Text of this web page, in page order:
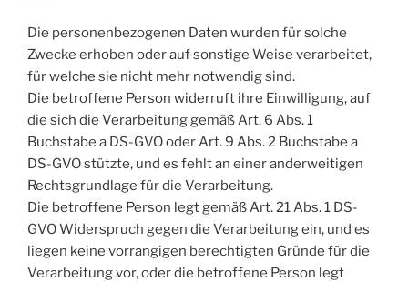
Die personenbezogenen Daten wurden für solche
Zwecke erhoben oder auf sonstige Weise verarbeitet,
für welche sie nicht mehr notwendig sind.
Die betroffene Person widerruft ihre Einwilligung, auf
die sich die Verarbeitung gemäß Art. 6 Abs. 1
Buchstabe a DS-GVO oder Art. 9 Abs. 2 Buchstabe a
DS-GVO stützte, und es fehlt an einer anderweitigen
Rechtsgrundlage für die Verarbeitung.
Die betroffene Person legt gemäß Art. 21 Abs. 1 DS-
GVO Widerspruch gegen die Verarbeitung ein, und es
liegen keine vorrangigen berechtigten Gründe für die
Verarbeitung vor, oder die betroffene Person legt